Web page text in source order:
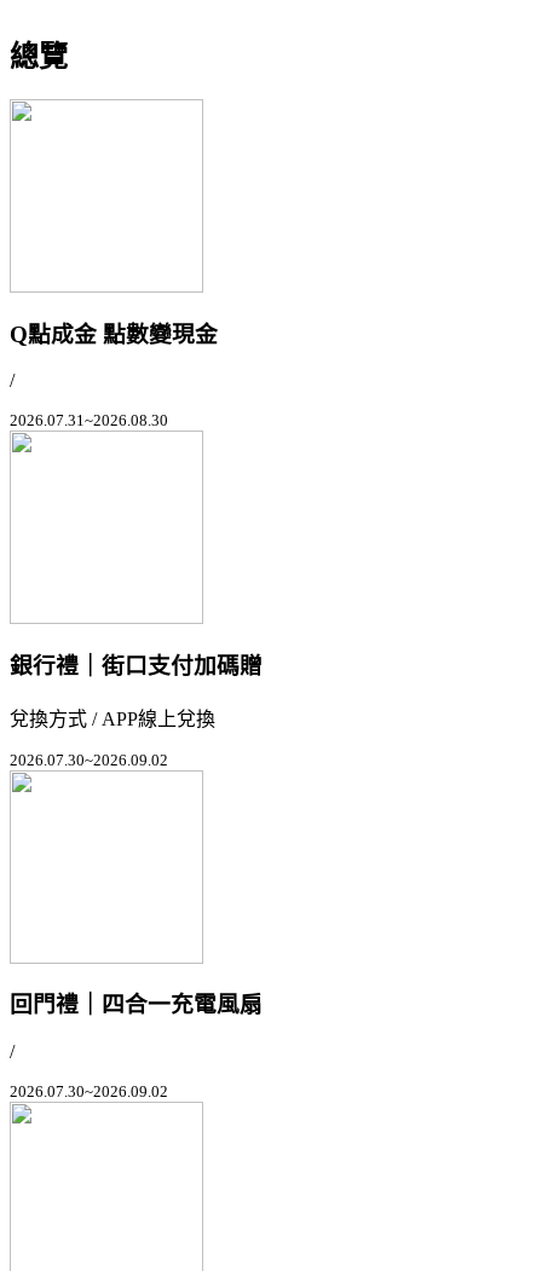
總覽
Q點成金 點數變現金
/
2026.07.31~2026.08.30
銀行禮｜街口支付加碼贈
兌換方式 / APP線上兌換
2026.07.30~2026.09.02
回門禮｜四合一充電風扇
/
2026.07.30~2026.09.02